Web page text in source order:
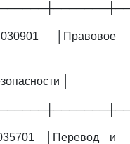
│Правовое
│
│Перевод и